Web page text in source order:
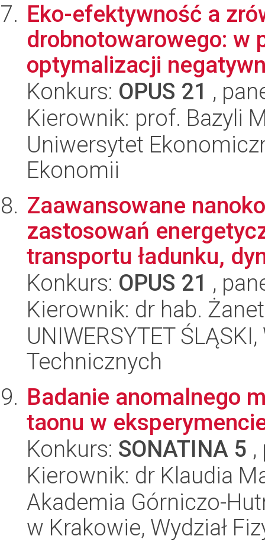
Eko-efektywność a
drobnotowarowego: w
optymalizacji
Konkurs: OPUS 21 ,
Kierownik: prof. Bazyli
Uniwersytet
Ekonomii
Zaawansowane
zastosowań
transportu ładunku,
Konkurs: OPUS 21 ,
Kierownik: dr hab.
UNIWERSYTET
Technicznych
Badanie anomalnego
taonu w
Konkurs: SONATINA 5
Kierownik: dr Klaudia
Akademia Górniczo-
w Krakowie, Wydział